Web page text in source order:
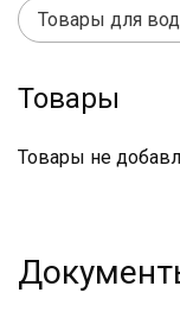
Товары для
Товары
Товары не